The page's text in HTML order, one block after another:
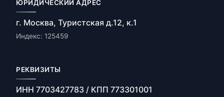
ЮРИДИЧЕСКИЙ АДРЕС
г. Москва, Туристская д.12, к.1
Индекс: 125459
РЕКВИЗИТЫ
ИНН 7703427783 / КПП 773301001